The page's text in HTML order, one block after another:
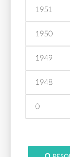
1951
1950
1949
1948
0